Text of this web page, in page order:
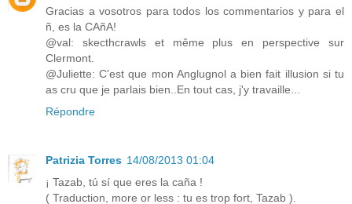
Gracias a vosotros para todos los commentarios y para el
ñ, es la CAñA!
@val: skecthcrawls et même plus en perspective sur
Clermont.
@Juliette: C'est que mon Anglugnol a bien fait illusion si tu
as cru que je parlais bien..En tout cas, j'y travaille...
Répondre
Patrizia Torres 14/08/2013 01:04
¡ Tazab, tú sí que eres la caña !
( Traduction, more or less : tu es trop fort, Tazab ).